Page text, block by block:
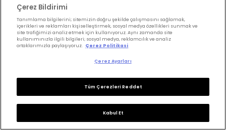
Son Yazılar
Çerez Bildirimi
Tanımlama bilgilerini; sitemizin doğru şekilde çalışmasını sağlamak,
içerikleri ve reklamları kişiselleştirmek, sosyal medya özellikleri sunmak ve
site trafiğimizi analiz etmek için kullanıyoruz. Aynı zamanda site
kullanımınızla ilgili bilgileri; sosyal medya, reklamcılık ve analiz
ortaklarımızla paylaşıyoruz. Çerez Politikasi
Çerez Ayarları
Tüm Çerezleri Reddet
Kabul Et